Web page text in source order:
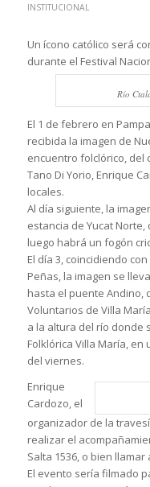
INSTITUCIONAL
Un ícono católico será
durante el Festival
Río
El 1 de febrero en
recibida la imagen de
encuentro folclórico, del
Tano Di Yorio, Enrique
locales.
Al día siguiente, la
estancia de Yucat
luego habrá un fogón
El día 3, coincidiendo
Peñas, la imagen se
hasta el puente Andino,
Voluntarios de Villa
a la altura del río donde
Folklórica Villa María,
del viernes.
Enrique
Cardozo, el
organizador de la
realizar el
Salta 1536, o bien llamar
El evento sería filmado